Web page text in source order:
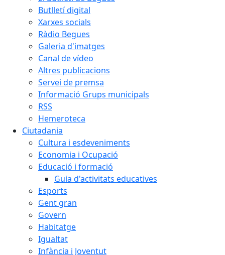
Butlletí digital
Xarxes socials
Ràdio Begues
Galeria d'imatges
Canal de vídeo
Altres publicacions
Servei de premsa
Informació Grups municipals
RSS
Hemeroteca
Ciutadania
Cultura i esdeveniments
Economia i Ocupació
Educació i formació
Guia d'activitats educatives
Esports
Gent gran
Govern
Habitatge
Igualtat
Infància i Joventut